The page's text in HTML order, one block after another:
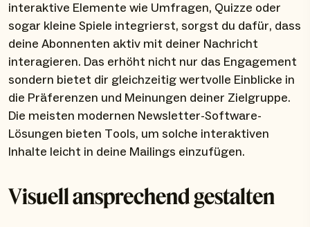
interaktive Elemente wie Umfragen, Quizze oder
sogar kleine Spiele integrierst, sorgst du dafür, dass
deine Abonnenten aktiv mit deiner Nachricht
interagieren. Das erhöht nicht nur das Engagement
sondern bietet dir gleichzeitig wertvolle Einblicke in
die Präferenzen und Meinungen deiner Zielgruppe.
Die meisten modernen Newsletter-Software-
Lösungen bieten Tools, um solche interaktiven
Inhalte leicht in deine Mailings einzufügen.
Visuell ansprechend gestalten